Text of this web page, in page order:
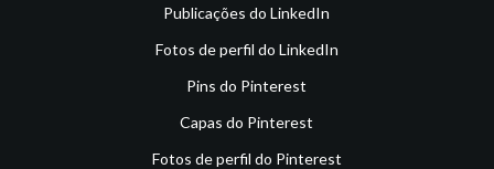
Publicações do LinkedIn
Fotos de perfil do LinkedIn
Pins do Pinterest
Capas do Pinterest
Fotos de perfil do Pinterest